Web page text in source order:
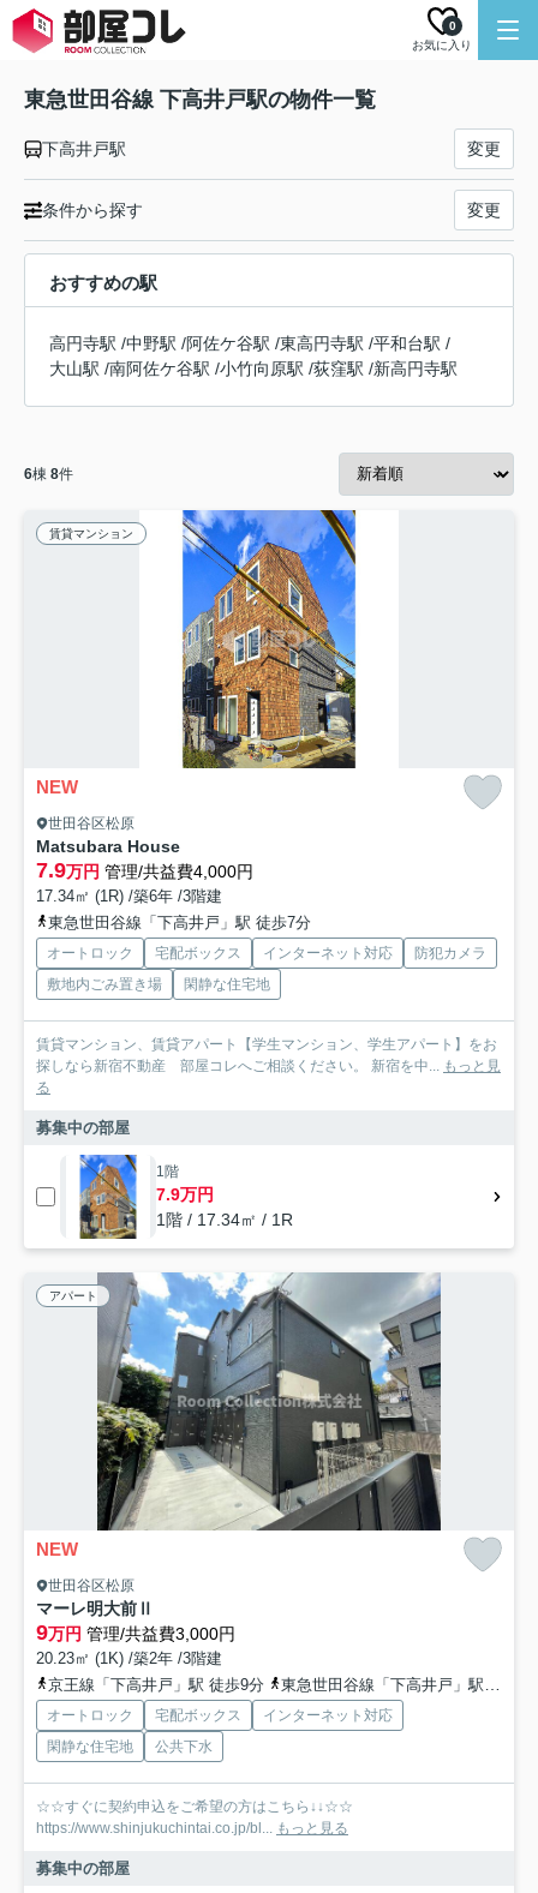
お気に入り
0
東急世田谷線 下高井戸駅の物件一覧
下高井戸駅 変更
条件から探す 変更
おすすめの駅
高円寺駅 /中野駅 /阿佐ケ谷駅 /東高円寺駅 /平和台駅 /
大山駅 /南阿佐ケ谷駅 /小竹向原駅 /荻窪駅 /新高円寺駅
6棟 8件
賃貸マンション
NEW
世田谷区松原
Matsubara House
7.9万円 管理/共益費4,000円
17.34㎡ (1R) /築6年 /3階建
東急世田谷線「下高井戸」駅 徒歩7分
オートロック 宅配ボックス インターネット対応
防犯カメラ
敷地内ごみ置き場
閑静な住宅地
賃貸マンション、賃貸アパート【学生マンション、学生アパート】をお
探しなら新宿不動産 部屋コレへご相談ください。 新宿を中... もっと見
る
募集中の部屋
1階
7.9万円
1階 / 17.34㎡ / 1R
アパート
NEW
世田谷区松原
マーレ明大前Ⅱ
9万円 管理/共益費3,000円
20.23㎡ (1K) /築2年 /3階建
京王線「下高井戸」駅 徒歩9分
東急世田谷線「下高井戸」駅 徒歩8分
オートロック 宅配ボックス
インターネット対応
閑静な住宅地
公共下水
☆☆すぐに契約申込をご希望の方はこちら↓↓☆☆
https://www.shinjukuchintai.co.jp/bl... もっと見る
募集中の部屋